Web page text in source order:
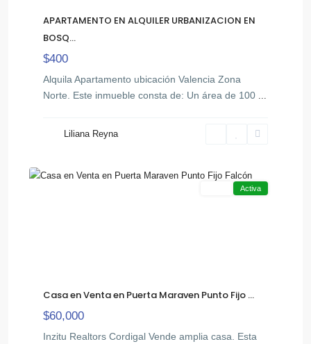
APARTAMENTO EN ALQUILER URBANIZACION EN
BOSQ...
$400
Alquila Apartamento ubicación Valencia Zona
Norte. Este inmueble consta de: Un área de 100
Liliana Reyna
Activa
Casa en Venta en Puerta Maraven Punto Fijo ...
$60,000
Inzitu Realtors Cordigal Vende amplia casa. Esta